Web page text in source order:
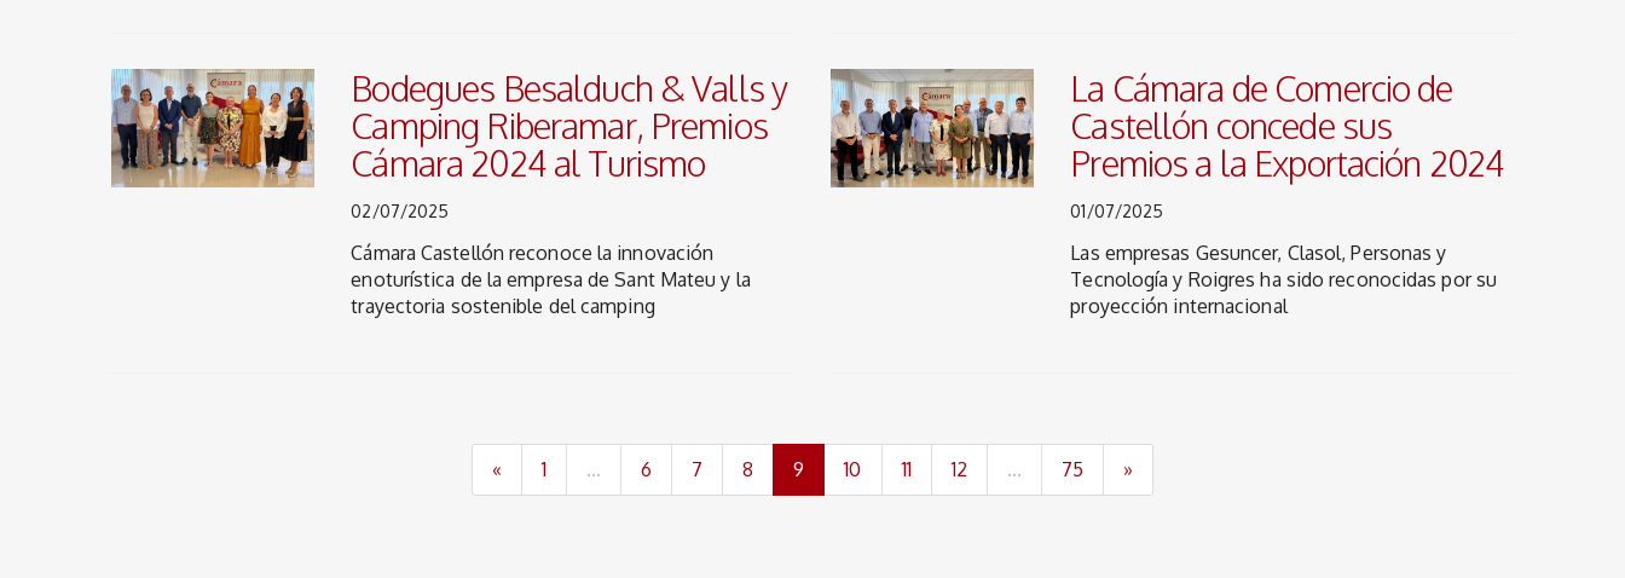
Bodegues Besalduch & Valls y
Camping Riberamar, Premios
Cámara 2024 al Turismo
02/07/2025
Cámara Castellón reconoce la innovación
enoturística de la empresa de Sant Mateu y la
trayectoria sostenible del camping
La Cámara de Comercio de
Castellón concede sus
Premios a la Exportación 2024
01/07/2025
Las empresas Gesuncer, Clasol, Personas y
Tecnología y Roigres ha sido reconocidas por su
proyección internacional
« 1 … 6 7 8 9 (current)
10 11 12 … 75 »